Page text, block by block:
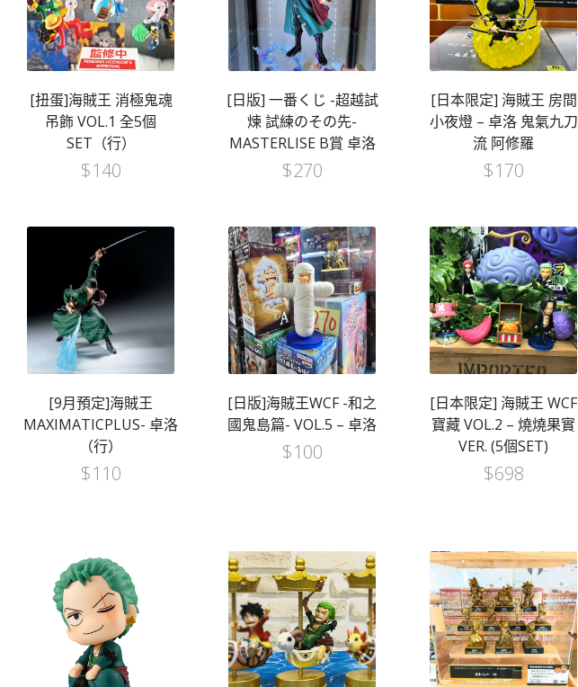
[扭蛋]海賊王 消極鬼魂
吊飾 VOL.1 全5個
SET（行）
$140
[日版] 一番くじ -超越試
煉 試練のその先-
MASTERLISE B賞 卓洛
$270
[日本限定] 海賊王 房間
小夜燈 – 卓洛 鬼氣九刀
流 阿修羅
$170
[9月預定]海賊王
MAXIMATICPLUS- 卓洛
（行）
$110
[日版]海賊王WCF -和之
國鬼島篇- VOL.5 – 卓洛
$100
[日本限定] 海賊王 WCF
寶藏 VOL.2 – 燒燒果實
VER. (5個SET)
$698